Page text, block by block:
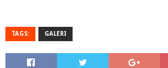
TAGS: GALERI